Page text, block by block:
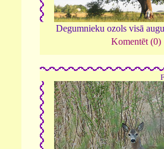
Degumnieku ozols visā
Komentēt (0)